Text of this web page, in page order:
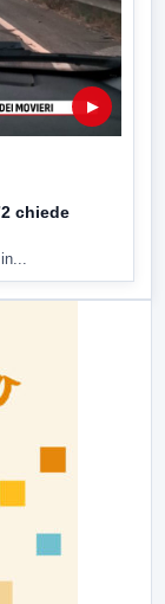
▶
chiede